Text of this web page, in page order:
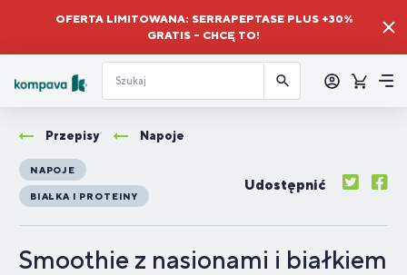
OFERTA LIMITOWANA: SERRAPEPTASE PLUS +30%
GRATIS – CHCĘ TO!
się
Koszyk
Przepisy Napoje
NAPOJE
BIAŁKA I PROTEINY
Udostępnić
Smoothie z nasionami i białkiem